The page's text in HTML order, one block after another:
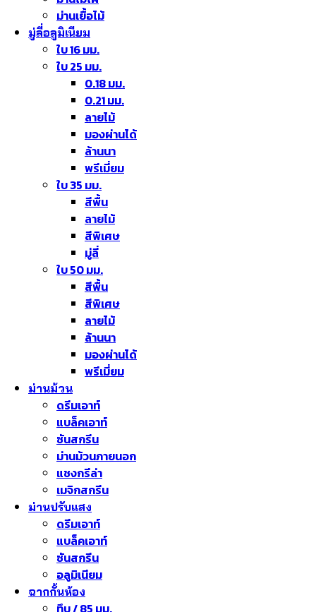
ม่านเยื้อไม้
มู่ลี่อลูมิเนียม
ใบ 16 มม.
ใบ 25 มม.
0.18 มม.
0.21 มม.
ลายไม้
มองผ่านได้
ล้านนา
พรีเมี่ยม
ใบ 35 มม.
สีพื้น
ลายไม้
สีพิเศษ
มู่ลี่
ใบ 50 มม.
สีพื้น
สีพิเศษ
ลายไม้
ล้านนา
มองผ่านได้
พรีเมี่ยม
ม่านม้วน
ดรีมเอาท์
แบล็คเอาท์
ซันสกรีน
ม่านม้วนภายนอก
แชงกรีล่า
เมจิกสกรีน
ม่านปรับแสง
ดรีมเอาท์
แบล็คเอาท์
ซันสกรีน
อลูมิเนียม
ฉากกั้นห้อง